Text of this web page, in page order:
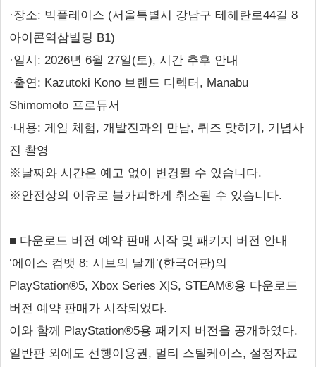
·장소: 빅플레이스 (서울특별시 강남구 테헤란로44길 8
아이콘역삼빌딩 B1)
·일시: 2026년 6월 27일(토), 시간 추후 안내
·출연: Kazutoki Kono 브랜드 디렉터, Manabu
Shimomoto 프로듀서
·내용: 게임 체험, 개발진과의 만남, 퀴즈 맞히기, 기념사
진 촬영
※날짜와 시간은 예고 없이 변경될 수 있습니다.
※안전상의 이유로 불가피하게 취소될 수 있습니다.
■ 다운로드 버전 예약 판매 시작 및 패키지 버전 안내
‘에이스 컴뱃 8: 시브의 날개’(한국어판)의
PlayStation®5, Xbox Series X|S, STEAM®용 다운로드
버전 예약 판매가 시작되었다.
이와 함께 PlayStation®5용 패키지 버전을 공개하였다.
일반판 외에도 선행이용권, 멀티 스틸케이스, 설정자료